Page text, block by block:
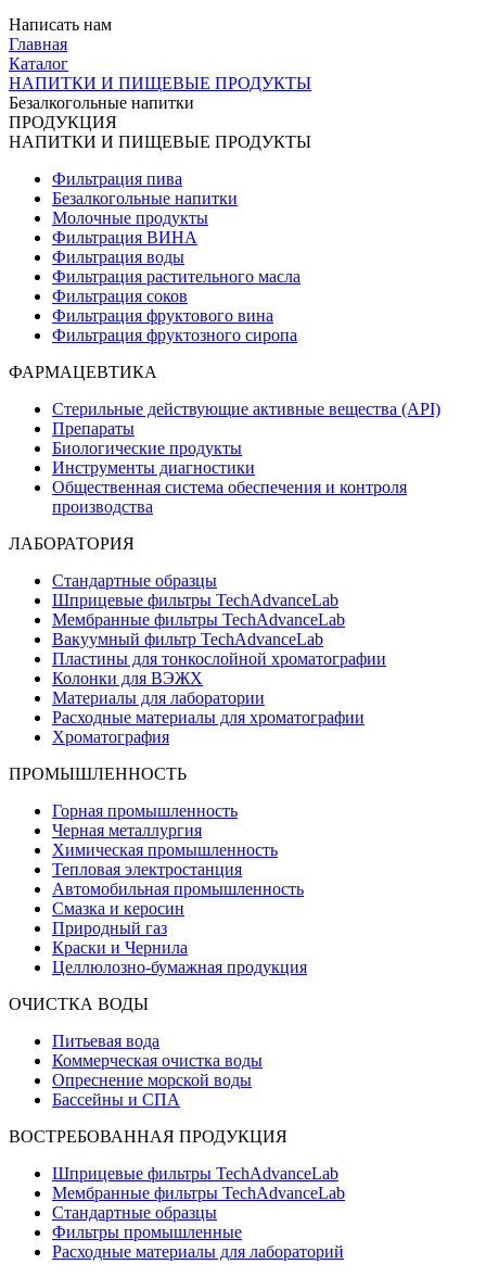
Написать нам
Главная
Каталог
НАПИТКИ И ПИЩЕВЫЕ ПРОДУКТЫ
Безалкогольные напитки
ПРОДУКЦИЯ
НАПИТКИ И ПИЩЕВЫЕ ПРОДУКТЫ
Фильтрация пива
Безалкогольные напитки
Молочные продукты
Фильтрация ВИНА
Фильтрация воды
Фильтрация растительного масла
Фильтрация соков
Фильтрация фруктового вина
Фильтрация фруктозного сиропа
ФАРМАЦЕВТИКА
Стерильные действующие активные вещества (API)
Препараты
Биологические продукты
Инструменты диагностики
Общественная система обеспечения и контроля
производства
ЛАБОРАТОРИЯ
Стандартные образцы
Шприцевые фильтры TechAdvanceLab
Мембранные фильтры TechAdvanceLab
Вакуумный фильтр TechAdvanceLab
Пластины для тонкослойной хроматографии
Колонки для ВЭЖХ
Материалы для лаборатории
Расходные материалы для хроматографии
Хроматография
ПРОМЫШЛЕННОСТЬ
Горная промышленность
Черная металлургия
Химическая промышленность
Тепловая электростанция
Автомобильная промышленность
Смазка и керосин
Природный газ
Краски и Чернила
Целлюлозно-бумажная продукция
ОЧИСТКА ВОДЫ
Питьевая вода
Коммерческая очистка воды
Опреснение морской воды
Бассейны и СПА
ВОСТРЕБОВАННАЯ ПРОДУКЦИЯ
Шприцевые фильтры TechAdvanceLab
Мембранные фильтры TechAdvanceLab
Стандартные образцы
Фильтры промышленные
Расходные материалы для лабораторий